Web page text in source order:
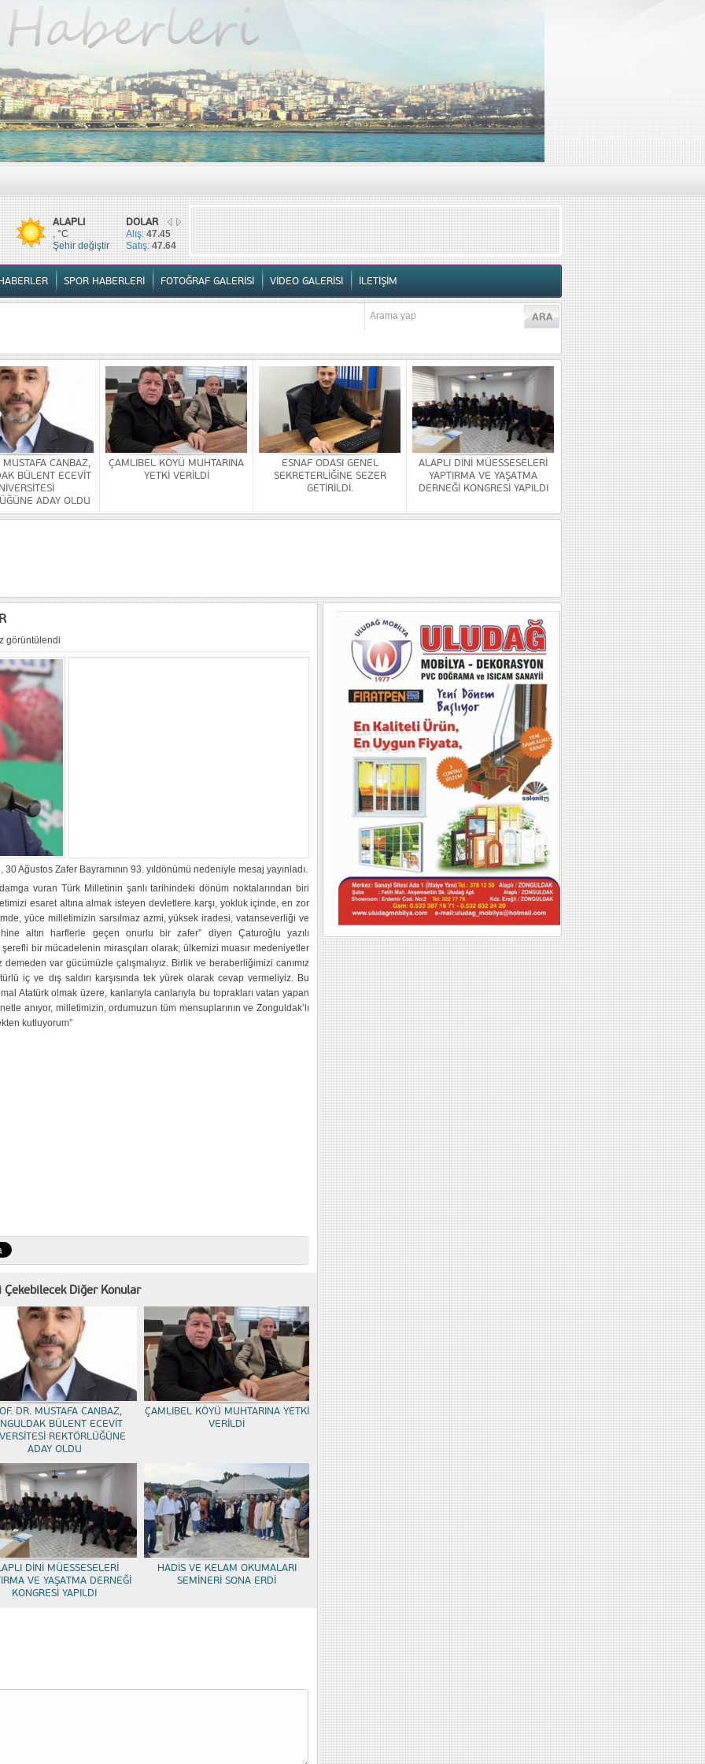
TÜM HABERLER YURTTAN HABERLER SPOR HABERLERİ FOTOĞRAF GALERİSİ VİDEO GALERİSİ İLETİŞİM
DOLAR
Alış:47.45
Satış:47.64
ALAPLI
, °C
Şehir değiştir
SPOR HABERLERİ FOTOĞRAF GALERİSİ VİDEO GALERİSİ İLETİŞİM
BÜLENT ECEVİT ÜNİVERSİTESİ REKTÖRLÜĞÜNE ADAY OLDU
SEZER GETİRİLDİ.
YAŞATMA DERNEĞİ KONGRESİ YAPILDI
SONA ERDİ
KALDIRILDI
MUSTAFA CANBAZ,
BÜLENT ECEVİT
ADAY OLDU
ÇAMLIBEL KÖYÜ MUHTARINA
YETKİ VERİLDİ
ESNAF ODASI GENEL
SEKRETERLİĞİNE SEZER
GETİRİLDİ.
ALAPLI DİNİ MÜESSESELERİ
YAPTIRMA VE YAŞATMA
DERNEĞİ KONGRESİ YAPILDI
görüntülendi
Ağustos Zafer Bayramının 93. yıldönümü nedeniyle mesaj yayınladı.
vuran Türk Milletinin şanlı tarihindeki dönüm noktalarından biri
esaret altına almak isteyen devletlere karşı, yokluk içinde, en zor
yüce milletimizin sarsılmaz azmi, yüksek iradesi, vatanseverliği ve
altın harflerle geçen onurlu bir zafer” diyen Çaturoğlu yazılı
bir mücadelenin mirasçıları olarak; ülkemizi muasır medeniyetler
var gücümüzle çalışmalıyız. Birlik ve beraberliğimizi canımız
iç ve dış saldırı karşısında tek yürek olarak cevap vermeliyiz. Bu
Atatürk olmak üzere, kanlarıyla canlarıyla bu toprakları vatan yapan
anıyor, milletimizin, ordumuzun tüm mensuplarının ve Zonguldak’lı
kutluyorum”
Çekebilecek Diğer Konular
DR. MUSTAFA CANBAZ,
BÜLENT ECEVİT
REKTÖRLÜĞÜNE
ADAY OLDU
ÇAMLIBEL KÖYÜ MUHTARINA YETKİ
VERİLDİ
DİNİ MÜESSESELERİ
VE YAŞATMA DERNEĞİ
KONGRESİ YAPILDI
HADİS VE KELAM OKUMALARI
SEMİNERİ SONA ERDİ